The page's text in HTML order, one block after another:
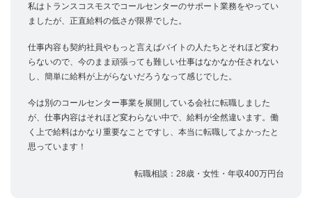
私はトランスコスモスでコールセンターのサポート業務をやってい
ましたが、正直給料の低さが限界でした。
仕事内容も契約社員やもっと言えばバイトの人たちとそれほど変わ
らないので、今のまま頑張っても難しい仕事はなかなか任されない
し、簡単に給料が上がらないだろうなって感じでした。
今は別のコールセンター事業を展開している会社に転職しました
が、仕事内容はそれほど変わらない中で、給料が全然違います。働
く上で給料はかなり重要なことですし、本当に転職してよかったと
思っています！
転職相談：28歳・女性・年収400万円台